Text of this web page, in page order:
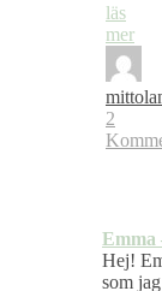
läs
mer
2
Emma
Hej!
som